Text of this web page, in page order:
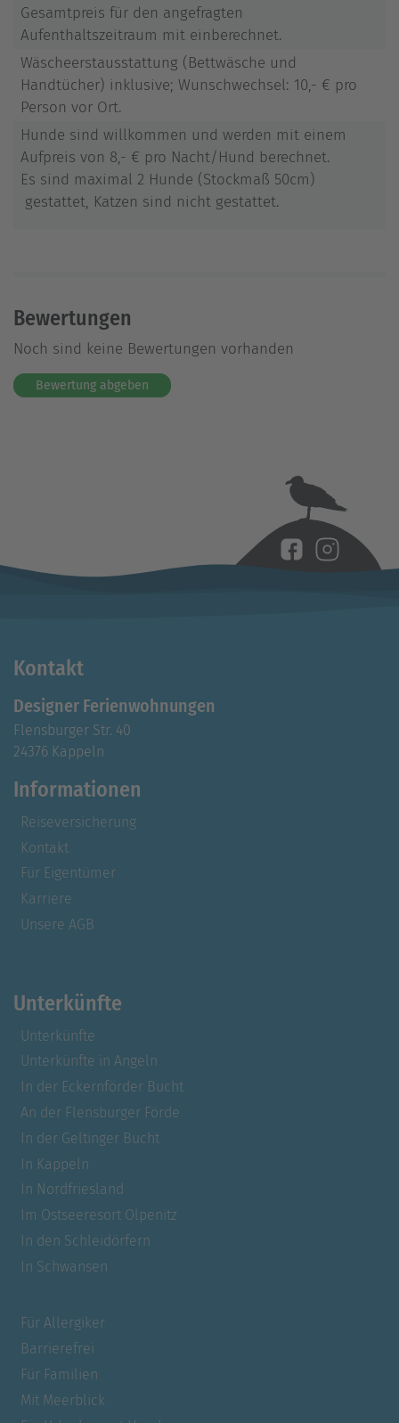
Gesamtpreis für den angefragten
Aufenthaltszeitraum mit einberechnet.
Wäscheerstausstattung (Bettwäsche und
Handtücher) inklusive; Wunschwechsel: 10,- € pro
Person vor Ort.
Hunde sind willkommen und werden mit einem
Aufpreis von 8,- € pro Nacht/Hund berechnet.
Es sind maximal 2 Hunde (Stockmaß 50cm)
gestattet, Katzen sind nicht gestattet.
Bewertungen
Noch sind keine Bewertungen vorhanden
Bewertung abgeben
Kontakt
Designer Ferienwohnungen
Flensburger Str. 40
24376 Kappeln
Informationen
Reiseversicherung
Kontakt
Für Eigentümer
Karriere
Unsere AGB
Unterkünfte
Unterkünfte
Unterkünfte in Angeln
In der Eckernförder Bucht
An der Flensburger Förde
In der Geltinger Bucht
In Kappeln
In Nordfriesland
Im Ostseeresort Olpenitz
In den Schleidörfern
In Schwansen
Für Allergiker
Barrierefrei
Für Familien
Mit Meerblick